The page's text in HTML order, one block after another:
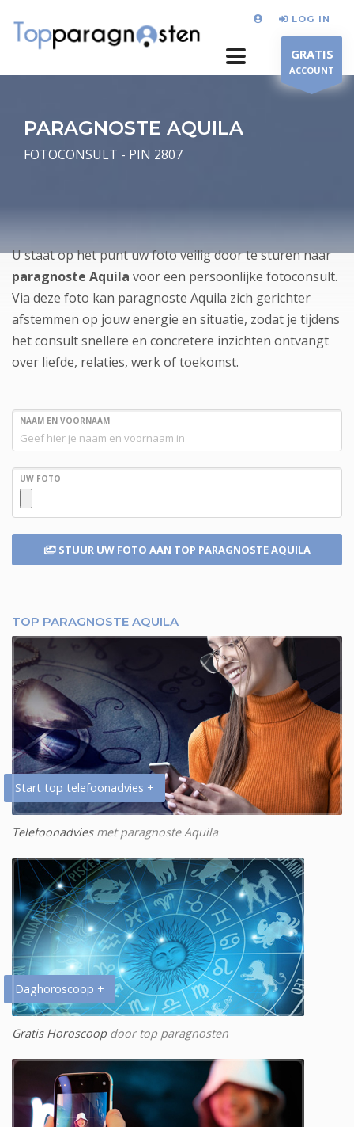
LOG IN
GRATIS
ACCOUNT
PARAGNOSTE AQUILA
FOTOCONSULT - PIN 2807
U staat op het punt uw foto veilig door te sturen naar
paragnoste Aquila voor een persoonlijke fotoconsult.
Via deze foto kan paragnoste Aquila zich gerichter
afstemmen op jouw energie en situatie, zodat je tijdens
het consult snellere en concretere inzichten ontvangt
over liefde, relaties, werk of toekomst.
NAAM EN VOORNAAM
UW FOTO
STUUR UW FOTO AAN TOP PARAGNOSTE AQUILA
TOP PARAGNOSTE AQUILA
Start top telefoonadvies +
Telefoonadviesmet paragnoste Aquila
Daghoroscoop +
Gratis Horoscoopdoor top paragnosten